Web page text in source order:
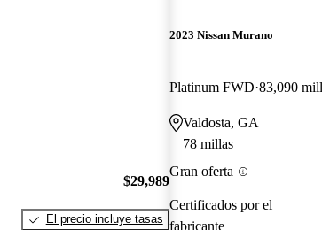
$29,989
El precio incluye tasas
2023 Nissan Murano
Platinum FWD 83,090
Valdosta, GA
78 millas
Gran oferta
Certificados por el
fabricante